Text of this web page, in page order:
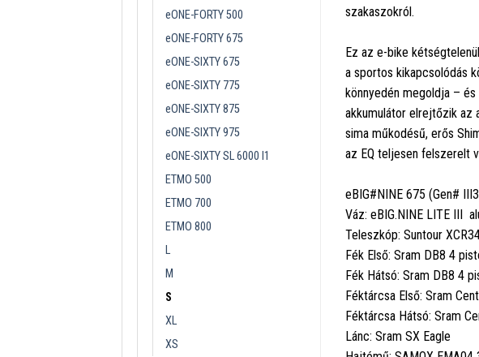
eONE-FORTY 500
eONE-FORTY 675
eONE-SIXTY 675
eONE-SIXTY 775
eONE-SIXTY 875
eONE-SIXTY 975
eONE-SIXTY SL 6000 I1
ETMO 500
ETMO 700
ETMO 800
L
M
S
XL
XS
szakaszokról.
Ez az e-bike
a sportos kikapcsolódás
könnyedén megoldja –
akkumulátor elrejtőzik az
sima műkodésű, erős
az EQ teljesen felszerelt
eBIG#NINE 675 (Gen#
Váz: eBIG.NINE LITE III
Teleszkóp: Suntour
Fék Első: Sram DB8 4
Fék Hátsó: Sram DB8 4
Féktárcsa Első: Sram
Féktárcsa Hátsó: Sram
Lánc: Sram SX Eagle